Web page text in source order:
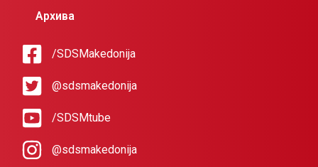
Архива
/SDSMakedonija
@sdsmakedonija
/SDSMtube
@sdsmakedonija